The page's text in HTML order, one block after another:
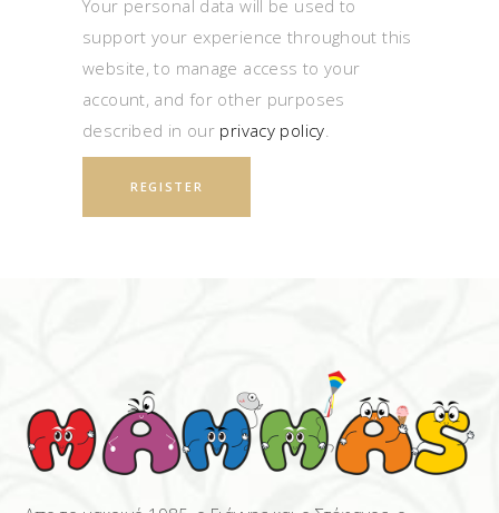
Your personal data will be used to
support your experience throughout this
website, to manage access to your
account, and for other purposes
described in our privacy policy.
REGISTER